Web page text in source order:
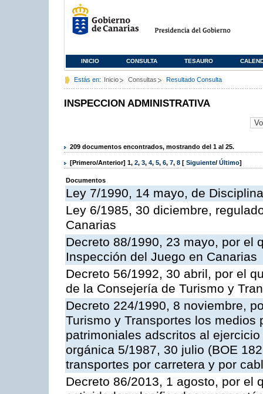
INICIO CONSULTA TESAURO
Estás en: Inicio Consultas Resultado Consulta
INSPECCION ADMINISTRATIVA
209 documentos encontrados, mostrando del 1 al 25.
[Primero/Anterior] 1, 2, 3, 4, 5, 6, 7, 8 [ Siguiente/ Último]
Documentos
Ley 7/1990, 14 mayo, de
Ley 6/1985, 30 diciembre,
Canarias
Decreto 88/1990, 23 mayo, por el
Inspección del Juego en Canarias
Decreto 56/1992, 30 abril, por el
de la Consejería de Turismo y
Decreto 224/1990, 8 noviembre,
Turismo y Transportes los
patrimoniales adscritos al
orgánica 5/1987, 30 julio (BOE
transportes por carretera y por
Decreto 86/2013, 1 agosto, por el